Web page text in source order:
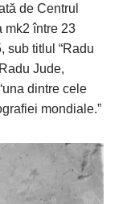
de Centrul
mk2 între 23
sub titlul “Radu
Jude,
dintre cele
mondiale.”